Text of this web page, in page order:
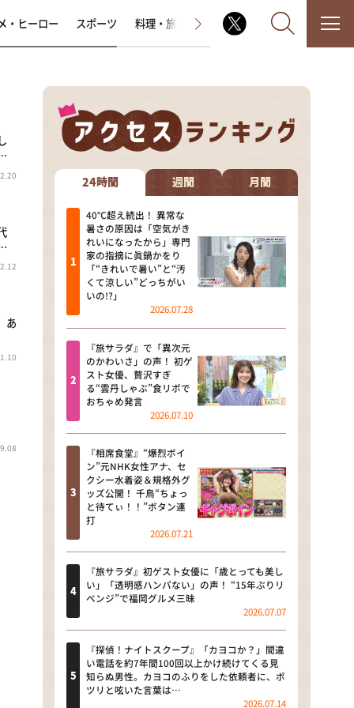
なるみ・岡村の過ぎるTV
相席食堂
これ余談なんですけど・・・
～人生密着トークバラエティ！
～ やすとものいたって真剣です
探偵！ナイトスクープ
news おかえり
河合＆A.B.C-Z塚田×福井アナ
「なんでやねん！？」（news お
かえり）
DAIGOも台所 ～きょうの献立 何
にする？～
本日はダイアンなり！シーズン２
朝だ！生です旅サラダ
教えて！ニュースライブ 正義の
ミカタ
ＬＩＦＥ～夢のカタチ～
新婚さんいらっしゃい！
ポツンと一軒家
ザキ山小屋本館
・ヒーロー スポーツ 料理・旅 ラジオ番組 その他
あ
24時間 週間 月間
40℃超え続出！ 異常な
暑さの原因は「空気がき
れいになったから」専門
家の指摘に眞鍋かをり
「“きれいで暑い”と“汚
くて涼しい”どっちがい
いの!?」
2026.07.28
『旅サラダ』で「異次元
のかわいさ」の声！ 初ゲ
スト女優、贅沢すぎ
る“雲丹しゃぶ”食リポで
おちゃめ発言
2026.07.10
『相席食堂』“爆烈ボイ
ン”元NHK女性アナ、セ
クシー水着姿＆規格外グ
ッズ公開！ 千鳥“ちょっ
と待てぃ！！”ボタン連
打
2026.07.21
『旅サラダ』初ゲスト女優に「歳とっても美し
い」「透明感ハンパない」の声！ “15年ぶりリ
ベンジ”で福岡グルメ三昧
2026.07.07
『探偵！ナイトスクープ』「カヨコか？」間違
い電話を約7年間100回以上かけ続けてくる見
知らぬ男性。カヨコのふりをした依頼者に、ポ
ツリと呟いた言葉は…
2026.07.14